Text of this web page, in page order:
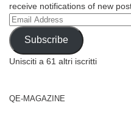
receive notifications of new
Email
Address
Subscribe
Unisciti a 61 altri iscritti
QE-MAGAZINE